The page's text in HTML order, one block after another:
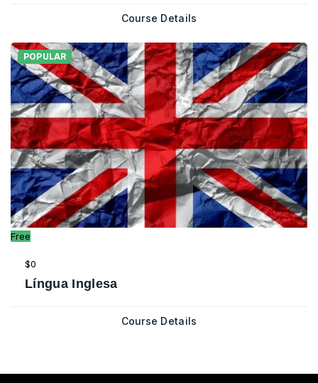
Course Details
Free
POPULAR
$0
Língua Inglesa
Course Details